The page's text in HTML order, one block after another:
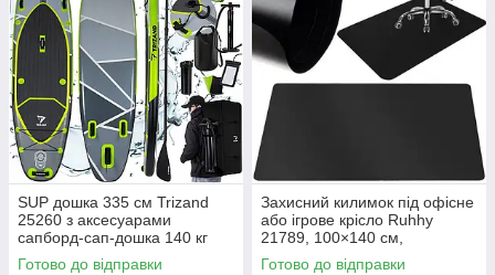
SUP дошка 335 см Trizand
25260 з аксесуарами
сапборд-сап-дошка 140 кг
Готово до відправки
Захисний килимок під офісне
або ігрове крісло Ruhhy
21789, 100×140 см,
поліпропілен
Готово до відправки